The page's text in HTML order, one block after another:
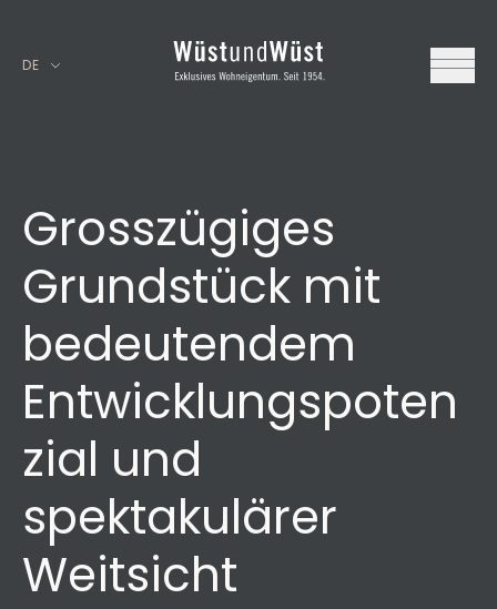
DE
Grosszügiges
Grundstück mit
bedeutendem
Entwicklungspoten
zial und
spektakulärer
Weitsicht